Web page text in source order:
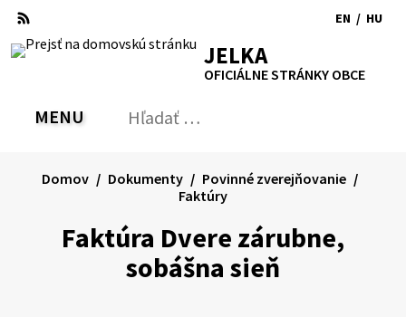
Preskočiť
obsah
RSS MapaTlačiť
Zvýšiť
kontrast
písmapísma
EN
to
/ HU
JELKA
OFICIÁLNE STRÁNKY OBCE
PREPNÚŤ
MENU Hľadať:
Faktúra Dvere zárubne,
sobášna sieň
Domov Dokumenty
Povinné zverejňovanie
Faktúry